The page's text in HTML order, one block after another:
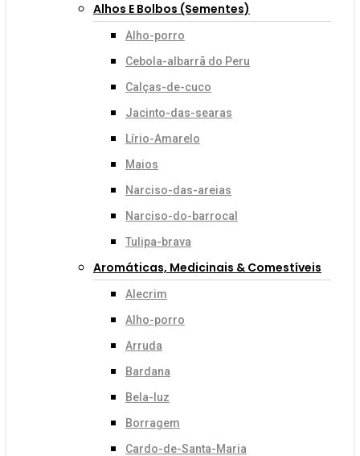
Alhos E Bolbos (sementes)
Alho-porro
Cebola-albarrã do Peru
Calças-de-cuco
Jacinto-das-searas
Lírio-Amarelo
Maios
Narciso-das-areias
Narciso-do-barrocal
Tulipa-brava
Aromáticas, Medicinais & Comestíveis
Alecrim
Alho-porro
Arruda
Bardana
Bela-luz
Borragem
Cardo-de-Santa-Maria